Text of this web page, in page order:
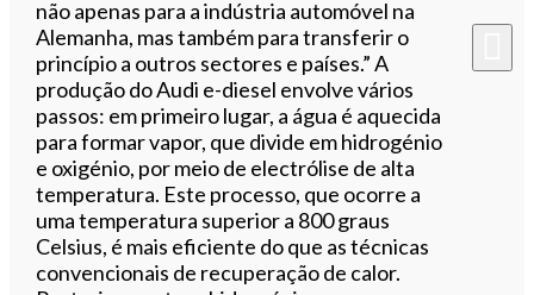
não apenas para a indústria automóvel na
Alemanha, mas também para transferir o
princípio a outros sectores e países.” A
produção do Audi e-diesel envolve vários
passos: em primeiro lugar, a água é aquecida
para formar vapor, que divide em hidrogénio
e oxigénio, por meio de electrólise de alta
temperatura. Este processo, que ocorre a
uma temperatura superior a 800 graus
Celsius, é mais eficiente do que as técnicas
convencionais de recuperação de calor.